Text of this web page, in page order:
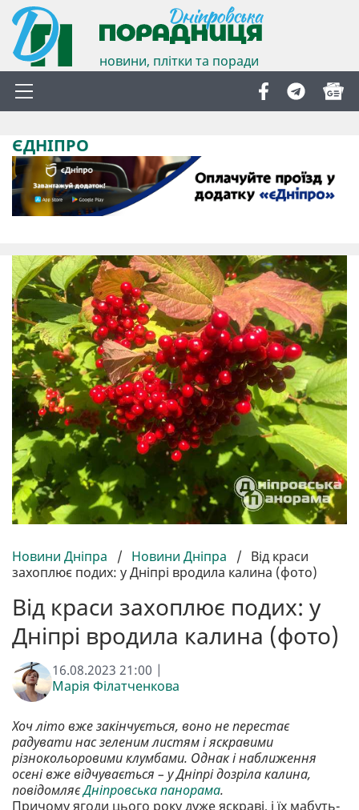
новини, плітки та поради
ЄДНІПРО
Новини Дніпра / Новини Дніпра / Від краси
захоплює подих: у Дніпрі вродила калина (фото)
Від краси захоплює подих: у
Дніпрі вродила калина (фото)
16.08.2023 21:00 |
Марія Філатченкова
Хоч літо вже закінчується, воно не перестає
радувати нас зеленим листям і яскравими
різнокольоровими клумбами. Однак і наближення
осені вже відчувається – у Дніпрі дозріла калина,
повідомляєДніпровська панорама.
Причому ягоди цього року дуже яскраві, і їх мабуть-